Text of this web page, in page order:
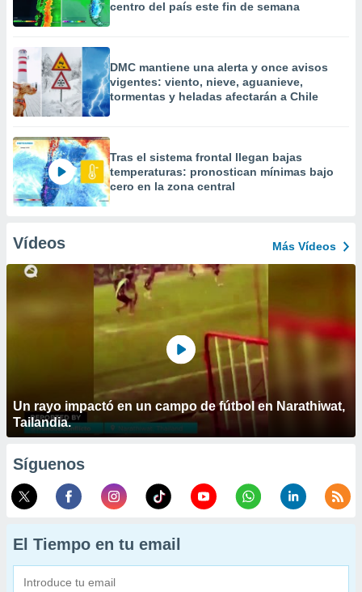
centro del país este fin de semana
DMC mantiene una alerta y once avisos
vigentes: viento, nieve, aguanieve,
tormentas y heladas afectarán a Chile
Tras el sistema frontal llegan bajas
temperaturas: pronostican mínimas bajo
cero en la zona central
Vídeos Más Vídeos
Un rayo impactó en un campo de fútbol en Narathiwat,
Tailandia.
Síguenos
El Tiempo en tu email